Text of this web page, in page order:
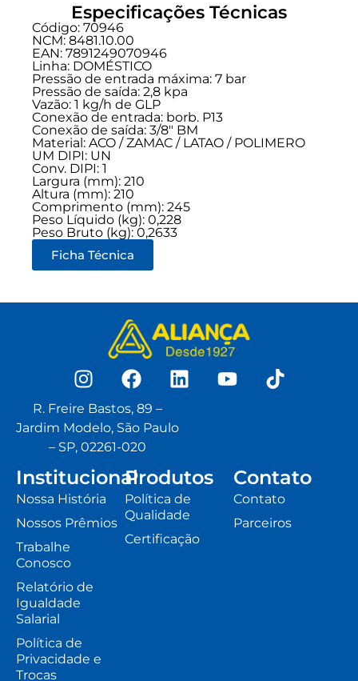
Especificações Técnicas
Código: 70946
NCM: 8481.10.00
EAN: 7891249070946
Linha: DOMÉSTICO
Pressão de entrada máxima: 7 bar
Pressão de saída: 2,8 kpa
Vazão: 1 kg/h de GLP
Conexão de entrada: borb. P13
Conexão de saída: 3/8" BM
Material: ACO / ZAMAC / LATAO / POLIMERO
UM DIPI: UN
Conv. DIPI: 1
Largura (mm): 210
Altura (mm): 210
Comprimento (mm): 245
Peso Líquido (kg): 0,228
Peso Bruto (kg): 0,2633
Ficha Técnica
R. Freire Bastos, 89 –
Jardim Modelo, São Paulo
– SP, 02261-020
Institucional
Nossa História
Nossos Prêmios
Trabalhe
Conosco
Relatório de
Igualdade
Salarial
Política de
Privacidade e
Trocas
Produtos
Política de
Qualidade
Certificação
Contato
Contato
Parceiros